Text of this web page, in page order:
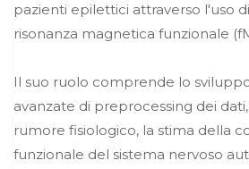
pazienti epilettici attraverso l'uso
risonanza magnetica funzionale
Il suo ruolo comprende lo
avanzate di preprocessing dei
rumore fisiologico, la stima della
funzionale del sistema nervoso